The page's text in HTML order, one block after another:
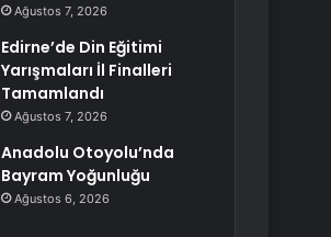
Ağustos 7, 2026
Edirne’de Din Eğitimi
Yarışmaları İl Finalleri
Tamamlandı
Ağustos 7, 2026
Anadolu Otoyolu’nda
Bayram Yoğunluğu
Ağustos 6, 2026